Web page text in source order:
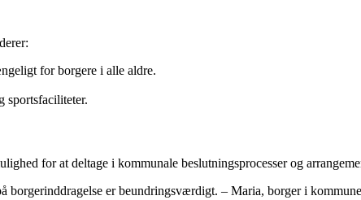
for borgere i alle aldre.
sportsfaciliteter.
for at deltage i kommunale beslutningsprocesser og
er beundringsværdigt. – Maria, borger i